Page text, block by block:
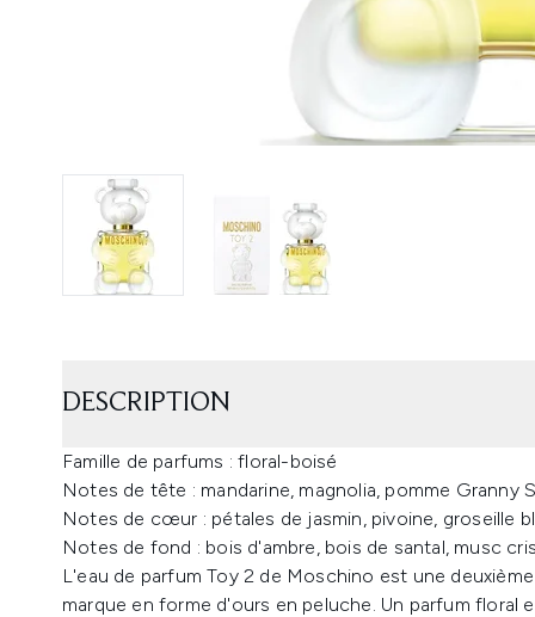
DESCRIPTION
Famille de parfums : floral-boisé
Notes de tête : mandarine, magnolia, pomme Granny
Notes de cœur : pétales de jasmin, pivoine, groseille
Notes de fond : bois d'ambre, bois de santal, musc
L'eau de parfum Toy 2 de Moschino est une
marque en forme d'ours en peluche. Un parfum floral